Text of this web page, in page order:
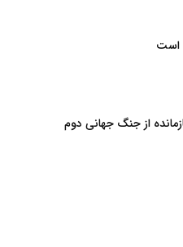
است
از جنگ جهانی دوم